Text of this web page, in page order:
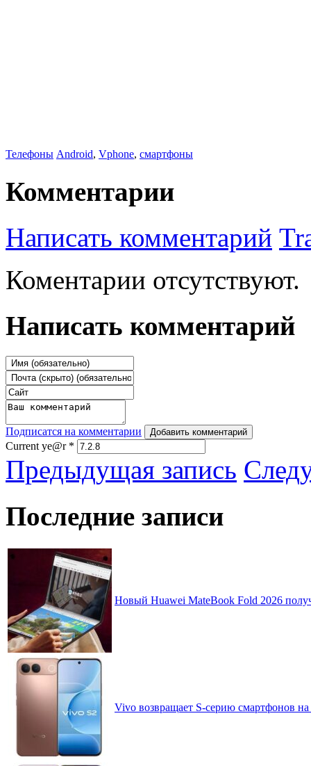
Телефоны Android, Vphone, смартфоны
Комментарии
Написать комментарий
Коментарии отсутствуют.
Написать комментарий
Подписатся на комментарии Добавить комментарий
Current ye@r *
Предыдущая запись
Последние записи
Новый Huawei MateBook Fold 2026
Vivo возвращает S-серию смартфонов